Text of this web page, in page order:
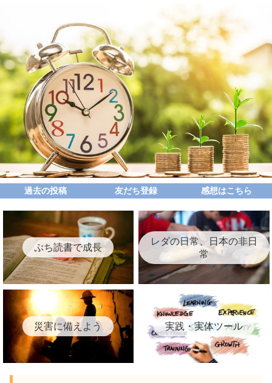
過去の投稿 友だち登録 感想はこちら
ぷち読書で成長
レダの日常、日本の非日
常
災害に備えよう 実践・実体ツール